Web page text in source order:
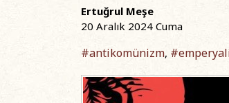
Ertuğrul Meşe
20 Aralık 2024 Cuma
#antikomünizm,